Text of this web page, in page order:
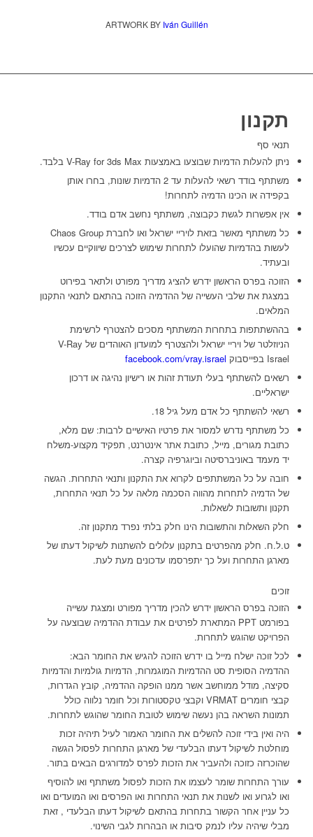
ARTWORK BY Iván Guillén‎
תקנון
תנאי סף
ניתן להעלות הדמיות שבוצעו באמצעות V-Ray for 3ds Max בלבד.
משתתף בודד רשאי להעלות עד 2 הדמיות שונות, בחרו אותן
בקפידה או הכינו הדמיה לתחרות!
אין אפשרות לגשת כקבוצה, משתתף נחשב אדם בודד.
כל משתתף מאשר בזאת לויריי ישראל ואו לחברת Chaos Group
לעשות בהדמיות שהועלו לתחרות שימוש לצרכים שיווקיים עכשיו
ובעתיד.
הזוכה בפרס הראשון ידרש להציג מדריך מפורט ולתאר בפירוט
במצגת את שלבי העשייה של ההדמיה הזוכה בהתאם לתנאי התקנון
המלאים.
בההשתתפות בתחרות המשתתף מסכים להצטרף לרשימת
הניוזלטר של ויריי ישראל ולהצטרף למועדון האוהדים של V-Ray
Israel בפייסבוק
facebook.com/vray.israel
רשאים להשתתף בעלי תעודת זהות או רישיון נהיגה או דרכון
ישראליים.
רשאי להשתתף כל אדם מעל גיל 18.
כל משתתף נדרש למסור את פרטיו האישיים לרבות: שם מלא,
כתובת מגורים, מייל, כתובת אתר אינטרנט, תפקיד מקצוע-משלח
יד מעמד באוניברסיטה וביוגרפיה קצרה.
חובה על כל המשתתפים לקרוא את התקנון ותנאי התחרות. הגשה
של הדמיה לתחרות מהווה הסכמה מלאה על כל תנאי התחרות,
תקנון ותשובות לשאלות.
חלק השאלות והתשובות הינו חלק בלתי נפרד מתקנון זה.
ט.ל.ח. חלק מהפרטים בתקנון עלולים להשתנות לשיקול דעתו של
מארגן התחרות ועל כך יתפרסמו עדכונים מעת לעת.
זוכים
הזוכה בפרס הראשון ידרש להכין מדריך מפורט ומצגת עשייה
בפורמט PPT המתארת לפרטים את עבודת ההדמיה שבוצעה על
הפרויקט שהוגש לתחרות.
לכל זוכה ישלח מייל בו ידרש הזוכה להגיש את החומר הבא:
ההדמיה הסופית סט ההדמיות המוגמרות, הדמיות גולמיות והדמיות
סקיצה, מודל ממוחשב אשר ממנו הופקה ההדמיה, קובץ הגדרות,
קבצי חומרים VRMAT וקבצי טקסטורות וכל חומר נלווה כולל
תמונות השראה בהן נעשה שימוש לטובת החומר שהוגש לתחרות.
היה ואין בידי זוכה להשלים את החומר האמור לעיל תיהיה זכות
מוחלטת לשיקול דעתו הבלעדי של מארגן התחרות לפסול הגשה
שהוכרזה כזוכה ולהעביר את הזכות לפרס למדורגים הבאים בתור.
עורך התחרות שומר לעצמו את הזכות לפסול משתתף ואו להוסיף
ואו לגרוע ואו לשנות את תנאי התחרות ואו הפרסים ואו המועדים ואו
כל עניין אחר הקשור בתחרות בהתאם לשיקול דעתו הבלעדי , זאת
מבלי שיהיה עליו לנמק סיבות או הבהרות לגבי השינוי.